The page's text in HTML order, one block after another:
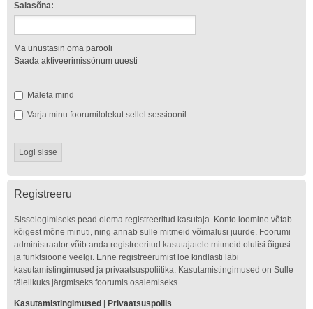
Salasõna:
Ma unustasin oma parooli
Saada aktiveerimissõnum uuesti
Mäleta mind
Varja minu foorumilolekut sellel sessioonil
Registreeru
Sisselogimiseks pead olema registreeritud kasutaja. Konto loomine võtab
kõigest mõne minuti, ning annab sulle mitmeid võimalusi juurde. Foorumi
administraator võib anda registreeritud kasutajatele mitmeid olulisi õigusi
ja funktsioone veelgi. Enne registreerumist loe kindlasti läbi
kasutamistingimused ja privaatsuspoliitika. Kasutamistingimused on Sulle
täielikuks järgmiseks foorumis osalemiseks.
Kasutamistingimused Privaatsuspoliis